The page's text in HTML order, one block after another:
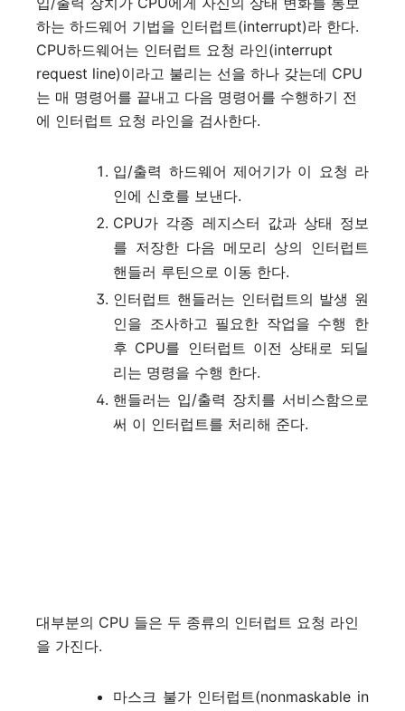
하는 하드웨어 기법을 인터럽트(interrupt)라 한다.
CPU하드웨어는 인터럽트 요청 라인(interrupt
request line)이라고 불리는 선을 하나 갖는데 CPU
는 매 명령어를 끝내고 다음 명령어를 수행하기 전
에 인터럽트 요청 라인을 검사한다.
입/출력 하드웨어 제어기가 이 요청 라
인에 신호를 보낸다.
CPU가 각종 레지스터 값과 상태 정보
를 저장한 다음 메모리 상의 인터럽트
핸들러 루틴으로 이동 한다.
인터럽트 핸들러는 인터럽트의 발생 원
인을 조사하고 필요한 작업을 수행 한
후 CPU를 인터럽트 이전 상태로 되딜
리는 명령을 수행 한다.
핸들러는 입/출력 장치를 서비스함으로
써 이 인터럽트를 처리해 준다.
대부분의 CPU 들은 두 종류의 인터럽트 요청 라인
을 가진다.
마스크 불가 인터럽트(nonmaskable in